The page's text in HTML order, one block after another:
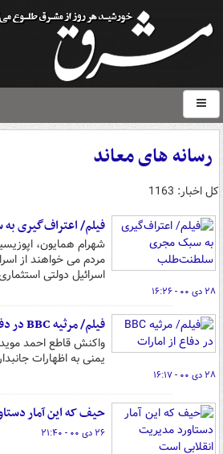
رسانه های معاند
کل اخبار: 1163
فیلم/ اعتراف‌گیری
شهرام همایون،
مردم می خواهند از
اسرائیل دولتی
۲۸ دی ۰۰ - ۱۶:۲۶
فیلم/ مرثیه BBC در دفاع از امارات
واکنش قاطع احمد
یمنی به اظهارات
۲۸ دی ۰۰ - ۱۶:۱۷
حیف که این آمار
۲۶ دی ۰۰ - ۲۱:۴۰